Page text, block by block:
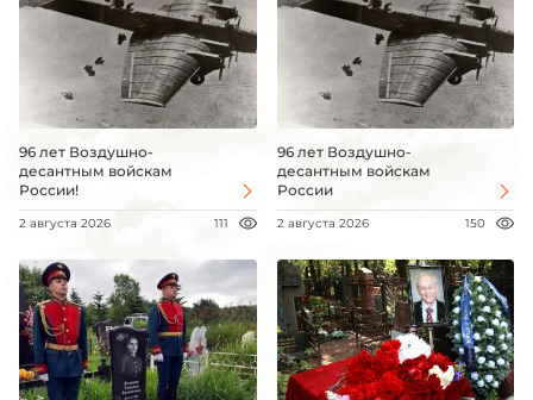
96 лет Воздушно-
десантным войскам
России!
2 августа 2026 111
96 лет Воздушно-
десантным войскам
России
2 августа 2026 150